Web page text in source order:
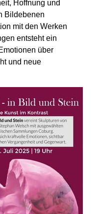
Hoffnung und
Bildebenen
mit den Werken
entsteht ein
über
und neue